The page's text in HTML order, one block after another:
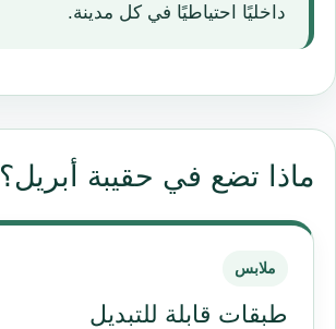
داخليًا احتياطيًا في كل مدينة.
ماذا تضع في حقيبة أبريل؟
ملابس
طبقات قابلة للتبديل